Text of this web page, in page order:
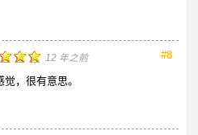
#8
12 年之前
，很有意思。